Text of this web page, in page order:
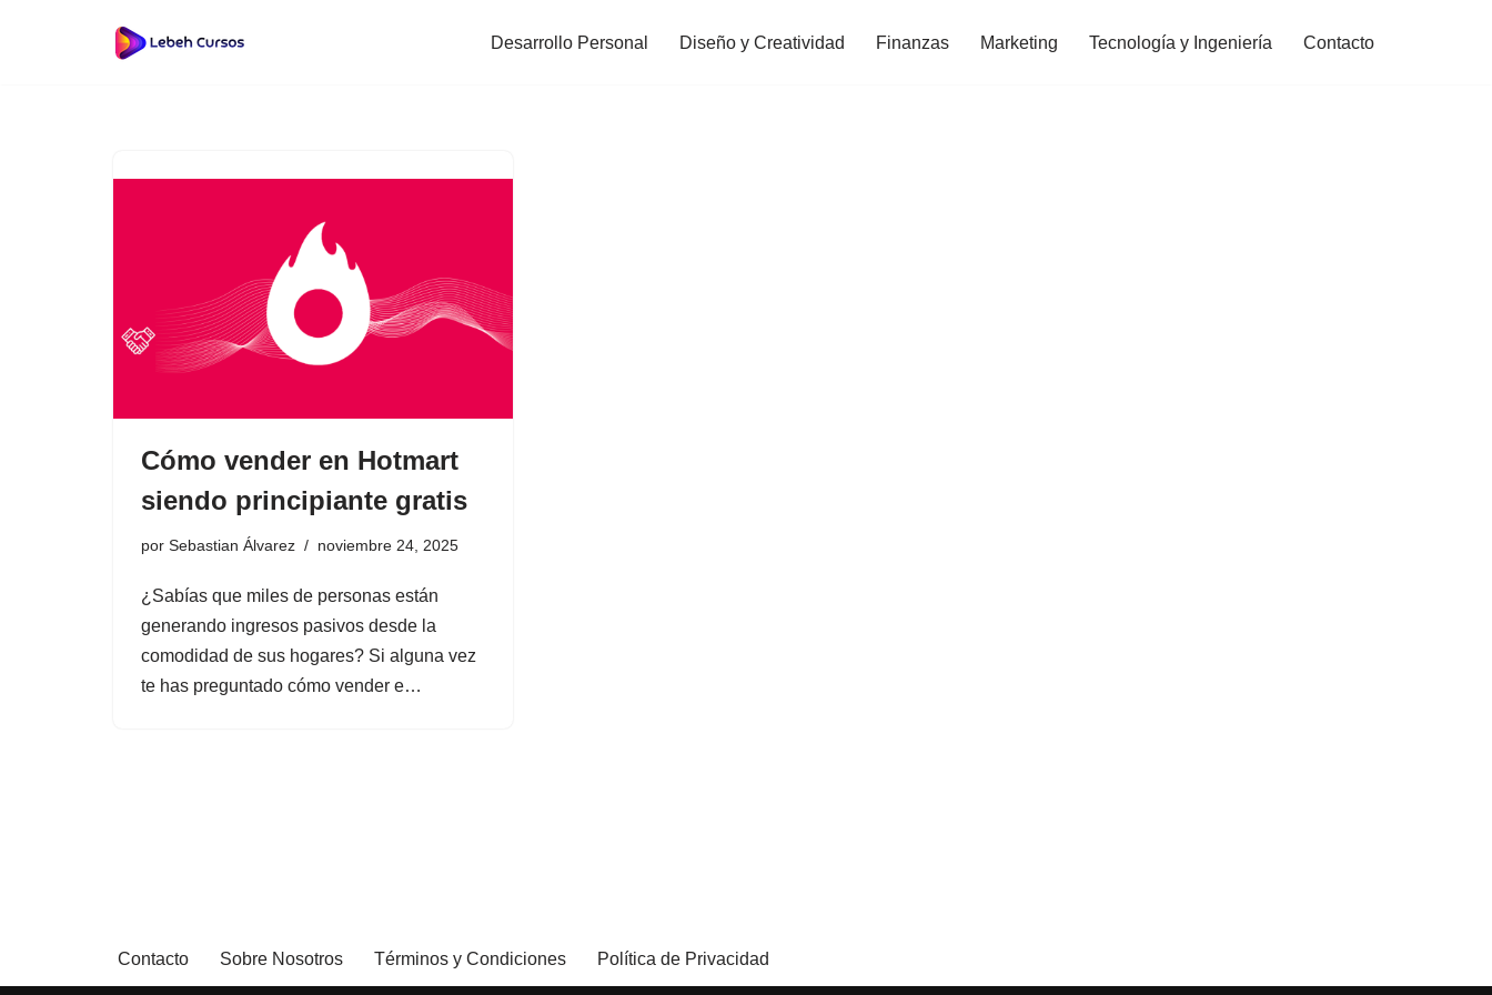
Desarrollo Personal Diseño y Creatividad Finanzas Marketing Tecnología y Ingeniería Contacto
Cómo vender en Hotmart
siendo principiante gratis
por Sebastian Álvarez noviembre 24, 2025
¿Sabías que miles de personas están
generando ingresos pasivos desde la
comodidad de sus hogares? Si alguna vez
te has preguntado cómo vender e…
Contacto Sobre Nosotros Términos y Condiciones Política de Privacidad